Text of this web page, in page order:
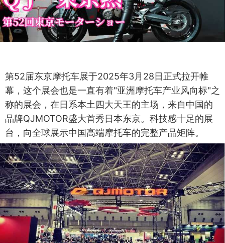
第52届东京摩托车展于2025年3月28日正式拉开帷
幕，这个展会也是一直有着"亚洲摩托车产业风向标"之
称的展会，在日系本土四大天王的主场，来自中国的
品牌QJMOTOR盛大首秀日本东京。科技感十足的展
台，向全球展示中国高端摩托车的完整产品矩阵。